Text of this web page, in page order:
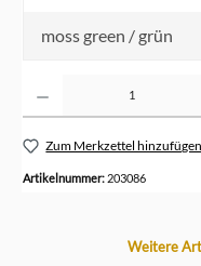
moss green / grün
Zum Merkzettel hinzufügen
Artikelnummer: 203086
ProduktgalerieWeitere